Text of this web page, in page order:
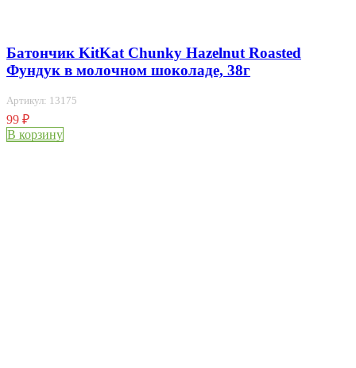
Батончик KitKat Chunky Hazelnut Roasted
Фундук в молочном шоколаде, 38г
Артикул: 13175
99 ₽
В корзину